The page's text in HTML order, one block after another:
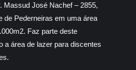
Massud José Nachef – 2855,
de Pederneiras em uma área
Faz parte deste
a área de lazer para discentes